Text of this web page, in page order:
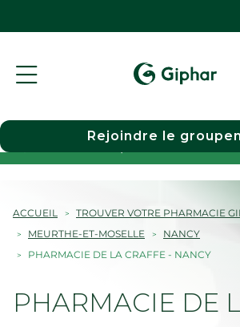
Choisir une pharmacie
Rejoindre le
ACCUEIL TROUVER VOTRE PHARMACIE
MEURTHE-ET-MOSELLE
NANCY
PHARMACIE DE LA CRAFFE - NANCY
PHARMACIE DE